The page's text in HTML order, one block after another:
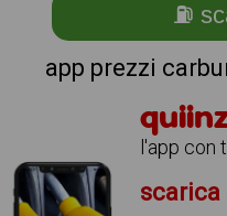
⛽
app prezzi
l'app con